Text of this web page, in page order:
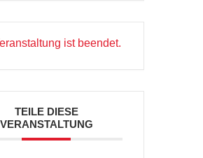
ist beendet.
TEILE DIESE
VERANSTALTUNG